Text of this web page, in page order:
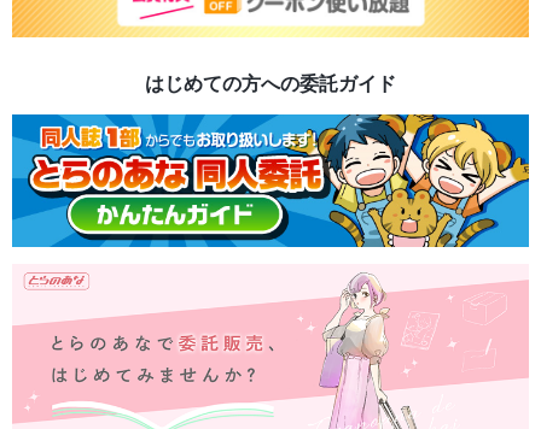
はじめての方への委託ガイド